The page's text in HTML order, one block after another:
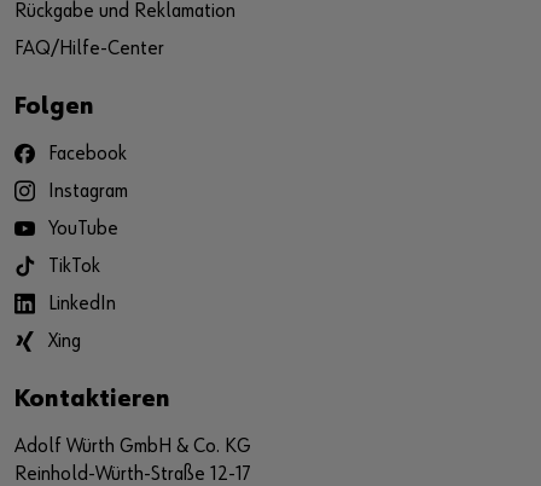
Rückgabe und Reklamation
FAQ/Hilfe-Center
Folgen
Facebook
Instagram
YouTube
TikTok
LinkedIn
Xing
Kontaktieren
Adolf Würth GmbH & Co. KG
Reinhold-Würth-Straße 12-17